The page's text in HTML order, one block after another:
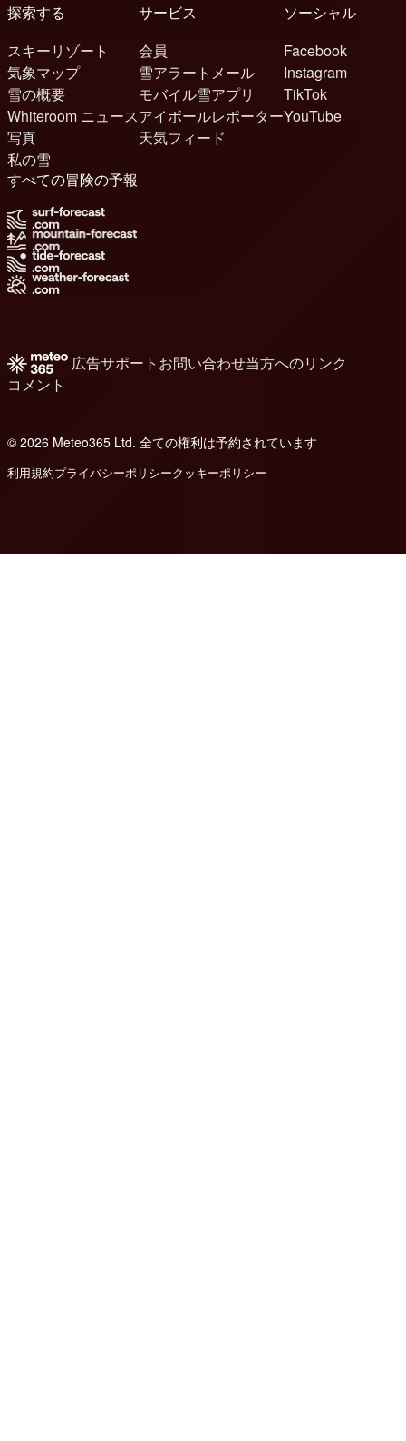
探索する
スキーリゾート
気象マップ
雪の概要
Whiteroom ニュース
写真
私の雪
サービス
会員
雪アラートメール
モバイル雪アプリ
アイボールレポーター
天気フィード
ソーシャル
Facebook
Instagram
TikTok
YouTube
すべての冒険の予報
広告サポート お問い合わせ当方へのリンク
コメント
© 2026 Meteo365 Ltd. 全ての権利は予約されています
利用規約プライバシーポリシークッキーポリシー